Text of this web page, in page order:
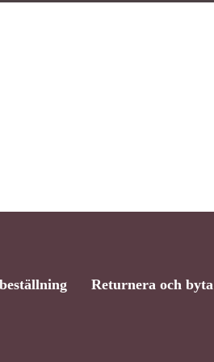
Returnera och byta